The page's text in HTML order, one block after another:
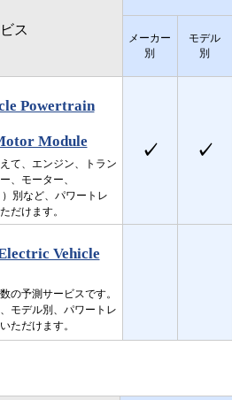
ス
メーカー
別
モデル
別
Powertrain
Module
て、エンジン、トラン
、モーター、
別など、パワートレ
だけます。
✓ ✓
Vehicle
の予測サービスです。
モデル別、パワートレ
ただけます。